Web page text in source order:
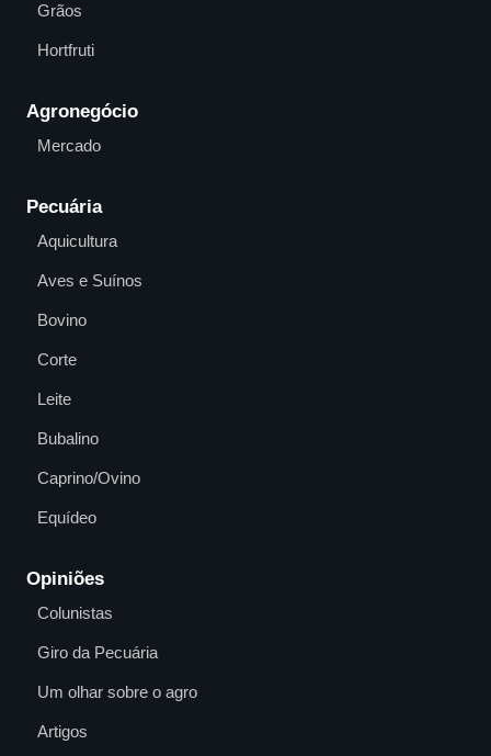
Grãos
Hortfruti
Agronegócio
Mercado
Pecuária
Aquicultura
Aves e Suínos
Bovino
Corte
Leite
Bubalino
Caprino/Ovino
Equídeo
Opiniões
Colunistas
Giro da Pecuária
Um olhar sobre o agro
Artigos